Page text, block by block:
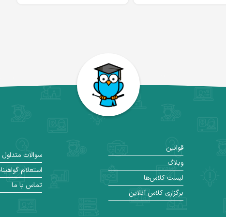
قوانین
وبلاگ
لیست کلاس‌ها
برگزاری کلاس آنلاین
سوالات متداول
استعلام
تماس با ما